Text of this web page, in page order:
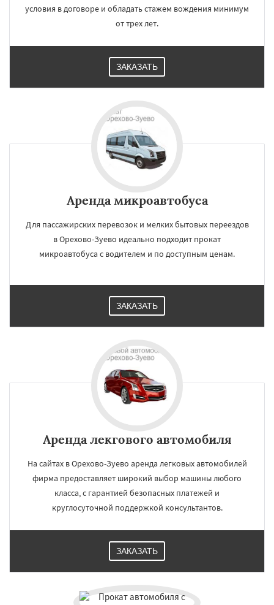
условия в договоре и обладать стажем вождения минимум
от трех лет.
ЗАКАЗАТЬ
Аренда микроавтобуса
Для пассажирских перевозок и мелких бытовых переездов
в Орехово-Зуево идеально подходит прокат
микроавтобуса с водителем и по доступным ценам.
ЗАКАЗАТЬ
Аренда лекгового автомобиля
На сайтах в Орехово-Зуево аренда легковых автомобилей
фирма предоставляет широкий выбор машины любого
класса, с гарантией безопасных платежей и
круглосуточной поддержкой консультантов.
ЗАКАЗАТЬ